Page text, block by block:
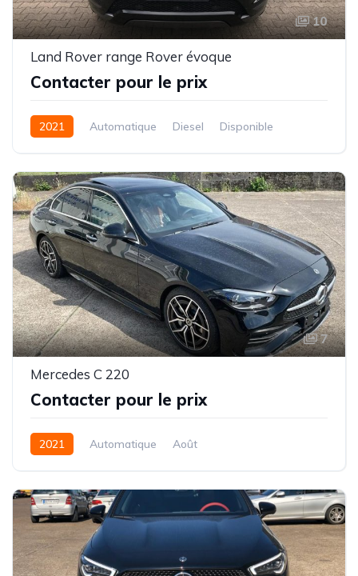
10
Land Rover range Rover évoque
Contacter pour le prix
2021 Automatique Diesel Disponible
7
Mercedes C 220
Contacter pour le prix
2021 Automatique Août